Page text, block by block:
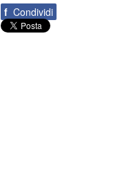
f Condividi